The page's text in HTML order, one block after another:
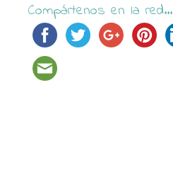
Compártenos en la red...